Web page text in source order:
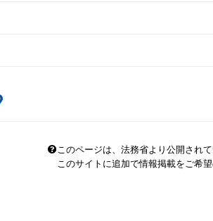
このページは、法務省より公開され
このサイトに追加で情報掲載をご希